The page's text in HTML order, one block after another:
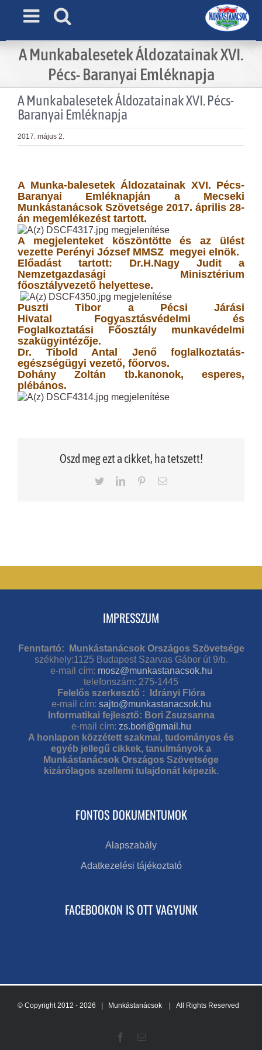
A Munkabalesetek Áldozatainak XVI.
Pécs- Baranyai Emléknapja
A Munkabalesetek Áldozatainak XVI. Pécs-
Baranyai Emléknapja
2017. május 2.
Image
A Munka-balesetek Áldozatainak XVI. Pécs-
Baranyai Emléknapján a Mecseki
Munkástanácsok Szövetsége 2017. április 28-
án megemlékezést tartott.
A megjelenteket köszöntötte és az ülést
vezette Perényi József MMSZ megyei elnök.
Előadást tartott: Dr.H.Nagy Judit a
Nemzetgazdasági Minisztérium
főosztályvezető helyettese.
Puszti Tibor a Pécsi Járási
Hivatal Fogyasztásvédelmi és
Foglalkoztatási Főosztály munkavédelmi
szakügyintézője.
Dr. Tibold Antal Jenő foglalkoztatás-
egészségügyi vezető, főorvos.
Dohány Zoltán tb.kanonok, esperes,
plébános.
Oszd meg ezt a cikket, ha tetszett!
TwitterLinkedInPinterestEmail
IMPRESSZUM
Fenntartó: Munkástanácsok Országos Szövetsége
székhely:1125 Budapest Szarvas Gábor út 9/b.
e-mail cím: mosz@munkastanacsok.hu
telefonszám: 275-1445
Felelős szerkesztő : Idrányi Flóra
e-mail cím: sajto@munkastanacsok.hu
Informatikai fejlesztő: Bori Zsuzsanna
e-mail cím: zs.bori@gmail.hu
A honlapon közzétett szakmai, tudományos és
egyéb jellegű cikkek, tanulmányok a
Munkástanácsok Országos Szövetsége
kizárólagos szellemi tulajdonát képezik.
FONTOS DOKUMENTUMOK
Alapszabály
Adatkezelési tájékoztató
FACEBOOKON IS OTT VAGYUNK
© Copyright 2012 - 2026 | Munkástanácsok | All Rights Reserved
Facebook
Email